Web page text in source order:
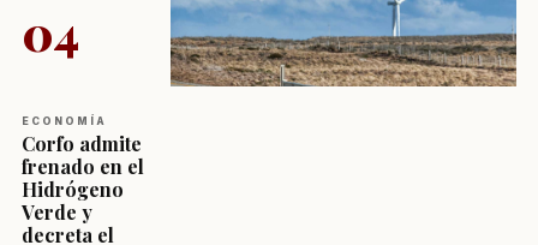
04
ECONOMÍA
Corfo admite
frenado en el
Hidrógeno
Verde y
decreta el